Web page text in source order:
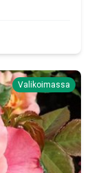
Valikoimassa